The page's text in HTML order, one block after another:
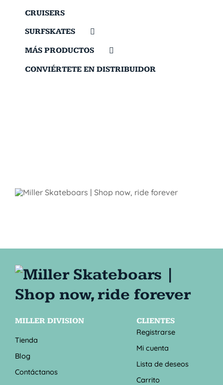
CRUISERS
SURFSKATES
MÁS PRODUCTOS
CONVIÉRTETE EN DISTRIBUIDOR
MILLER DIVISION
Tienda
Blog
Contáctanos
CLIENTES
Registrarse
Mi cuenta
Lista de deseos
Carrito